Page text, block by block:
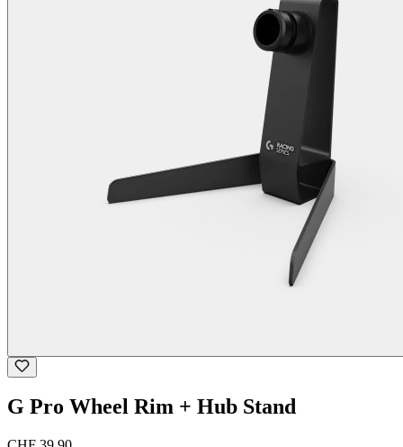
G Pro Wheel Rim + Hub Stand